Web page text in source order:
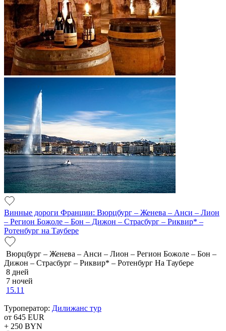
Винные дороги Франции: Вюрцбург – Женева – Анси – Лион
– Регион Божоле – Бон – Дижон – Страсбург – Риквир* –
Ротенбург на Таубере
Вюрцбург – Женева – Анси – Лион – Регион Божоле – Бон –
Дижон – Страсбург – Риквир* – Ротенбург На Таубере
8 дней
7 ночей
15.11
Туроператор: Дилижанс тур
от 645 EUR
+ 250 BYN